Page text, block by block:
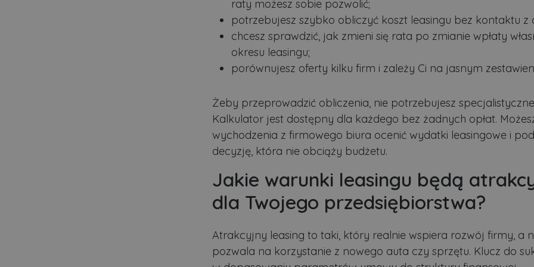
raty możesz sobie pozwolić;
potrzebujesz szybko obliczyć koszt leasingu bez kontaktu z
chcesz sprawdzić, jak zmieni się rata po zmianie wpłaty
okresu leasingu;
porównujesz oferty kilku firm i zależy Ci na jasnym
Żeby przeprowadzić obliczenia, nie potrzebujesz
Kalkulator jest dostępny dla każdego bez żadnych opłat.
wychodzenia z firmowego biura ocenić wydatki leasingowe i
decyzję, która nie obciąży budżetu.
Jakie warunki leasingu będą
dla Twojego przedsiębiorstwa?
Atrakcyjny leasing to taki, który realnie wspiera rozwój firmy, a
pozwala na korzystanie z nowego auta czy sprzętu. Klucz do
Dostawca /
Okres
przechowywania
.lubartow24.pl
4 minuty 57
sekund
Plik niezbędny do prawidłowego
CookieScriptConsent
CookieScript
lubartow24.pl
zapamiętywania preferencji
pliki cookie. Jest to konieczne, aby
VISITOR_PRIVACY_METADATA
YouTube
.youtube.com
tygodnie
Ten plik cookie jest używany do
użytkownika i wyboru prywatności dla
Rejestruje dane dotyczące zgody
polityki i ustawienia prywatności,
preferencje zostaną uhonorowane w
PHPSESSID
PHP.net
.lubartow24.pl
3 dni
losowo, sposób jej użycia może być
dobrym przykładem jest utrzymywanie
użytkownika między stronami.
.lubartow24.pl
4 minuty 57
Plik niezbędny do prawidłowego
Nazwa Opis
Nazwa Domena Okres przechowywania
Nazwa Dostawca/ Domena Okres